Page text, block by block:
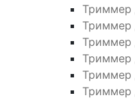
Триммер
Триммер
Триммер
Триммер
Триммер
Триммер